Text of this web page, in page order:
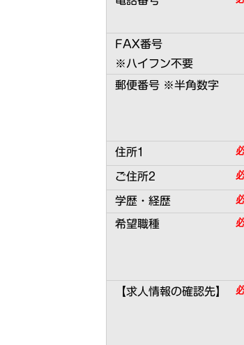
FAX番号
※ハイフン不要
郵便番号 ※半角数字
住所1
ご住所2
学歴・経歴
希望職種
【求人情報の確認先】